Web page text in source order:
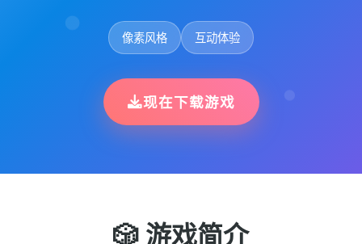
像素风格 互动体验
现在下载游戏
🎲 游戏简介